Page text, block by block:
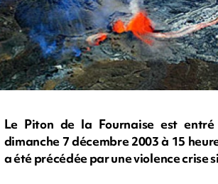
Le Piton de la Fournaise est
dimanche 7 décembre 2003 à 15
a été précédée par une violence crise